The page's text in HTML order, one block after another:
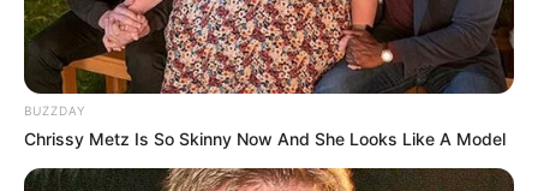
BUZZDAY
Chrissy Metz Is So Skinny Now And She Looks Like A Model